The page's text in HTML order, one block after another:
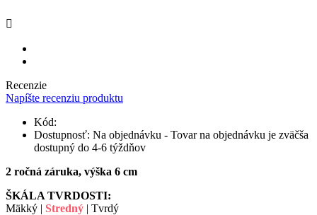

Recenzie
Napíšte recenziu produktu
Kód:
Dostupnosť: Na objednávku - Tovar na objednávku je zväčša
dostupný do 4-6 týždňov
2 ročná záruka, výška 6 cm
ŠKÁLA TVRDOSTI:
Mäkký | Stredný | Tvrdý